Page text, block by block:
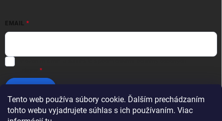
Tento web používa súbory cookie. Ďalším prechádzaním
tohto webu vyjadrujete súhlas s ich používaním. Viac
EMAIL